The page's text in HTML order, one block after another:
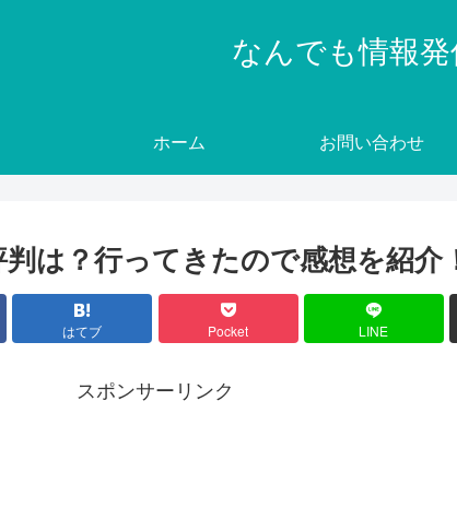
なんでも情報
ホーム お問い合わせ
は？行ってきたので感想を紹介
はてブ Pocket LINE
スポンサーリンク